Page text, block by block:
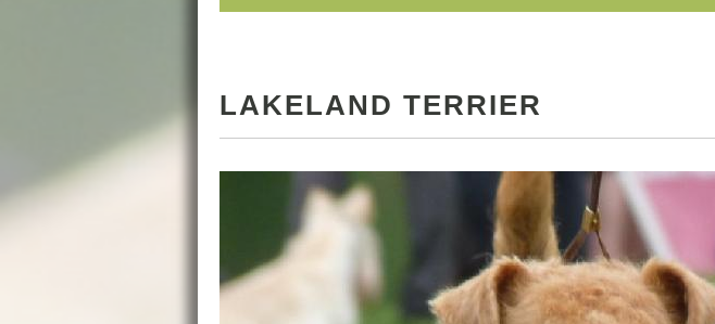
LAKELAND TERRIER